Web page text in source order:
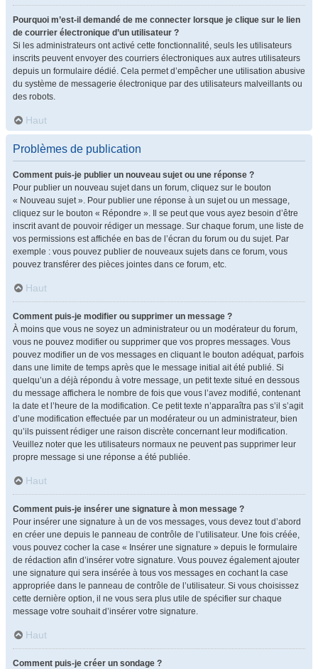
Pourquoi m’est-il demandé de me connecter lorsque je clique sur le lien
de courrier électronique d’un utilisateur ?
Si les administrateurs ont activé cette fonctionnalité, seuls les utilisateurs
inscrits peuvent envoyer des courriers électroniques aux autres utilisateurs
depuis un formulaire dédié. Cela permet d’empêcher une utilisation abusive
du système de messagerie électronique par des utilisateurs malveillants ou
des robots.
Haut
Problèmes de publication
Comment puis-je publier un nouveau sujet ou une réponse ?
Pour publier un nouveau sujet dans un forum, cliquez sur le bouton
« Nouveau sujet ». Pour publier une réponse à un sujet ou un message,
cliquez sur le bouton « Répondre ». Il se peut que vous ayez besoin d’être
inscrit avant de pouvoir rédiger un message. Sur chaque forum, une liste de
vos permissions est affichée en bas de l’écran du forum ou du sujet. Par
exemple : vous pouvez publier de nouveaux sujets dans ce forum, vous
pouvez transférer des pièces jointes dans ce forum, etc.
Haut
Comment puis-je modifier ou supprimer un message ?
À moins que vous ne soyez un administrateur ou un modérateur du forum,
vous ne pouvez modifier ou supprimer que vos propres messages. Vous
pouvez modifier un de vos messages en cliquant le bouton adéquat, parfois
dans une limite de temps après que le message initial ait été publié. Si
quelqu’un a déjà répondu à votre message, un petit texte situé en dessous
du message affichera le nombre de fois que vous l’avez modifié, contenant
la date et l’heure de la modification. Ce petit texte n’apparaîtra pas s’il s’agit
d’une modification effectuée par un modérateur ou un administrateur, bien
qu’ils puissent rédiger une raison discrète concernant leur modification.
Veuillez noter que les utilisateurs normaux ne peuvent pas supprimer leur
propre message si une réponse a été publiée.
Haut
Comment puis-je insérer une signature à mon message ?
Pour insérer une signature à un de vos messages, vous devez tout d’abord
en créer une depuis le panneau de contrôle de l’utilisateur. Une fois créée,
vous pouvez cocher la case « Insérer une signature » depuis le formulaire
de rédaction afin d’insérer votre signature. Vous pouvez également ajouter
une signature qui sera insérée à tous vos messages en cochant la case
appropriée dans le panneau de contrôle de l’utilisateur. Si vous choisissez
cette dernière option, il ne vous sera plus utile de spécifier sur chaque
message votre souhait d’insérer votre signature.
Haut
Comment puis-je créer un sondage ?